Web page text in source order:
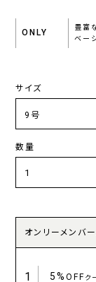
ONLY
豊富
ベー
サイズ
数量
オンリーメンバ
1 5%OFFク